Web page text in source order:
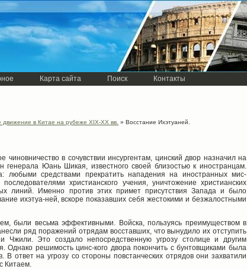
Карта сайта Поиск Контакты
в Китае на рубеже ХІХ-ХХ вв. » Восстание Ихэтуаней.
в сочув­ствии инсургентам, цинский двор назначил на
генерала Юань Шикая, известного своей близостью к иностранцам.
любыми средствами прекратить нападения на иностранных мис­
христианс­кого учения, уничтожение христианских
линий. Именно против этих примет присутствия Запада и было
ихэтуа-ней, вскоре показавших себя жестокими и безжалостными
были весьма эффек­тивными. Войска, пользуясь преимуществом в
ряд поражений отрядам восставших, что вынудило их отступить
Чжили. Это создало непосредственную угрозу столице и другим
Однако решимость цинс-кого двора покончить с бунтовщиками была
В ответ на угрозу со стороны повстанческих отрядов они захватили
Китаем.